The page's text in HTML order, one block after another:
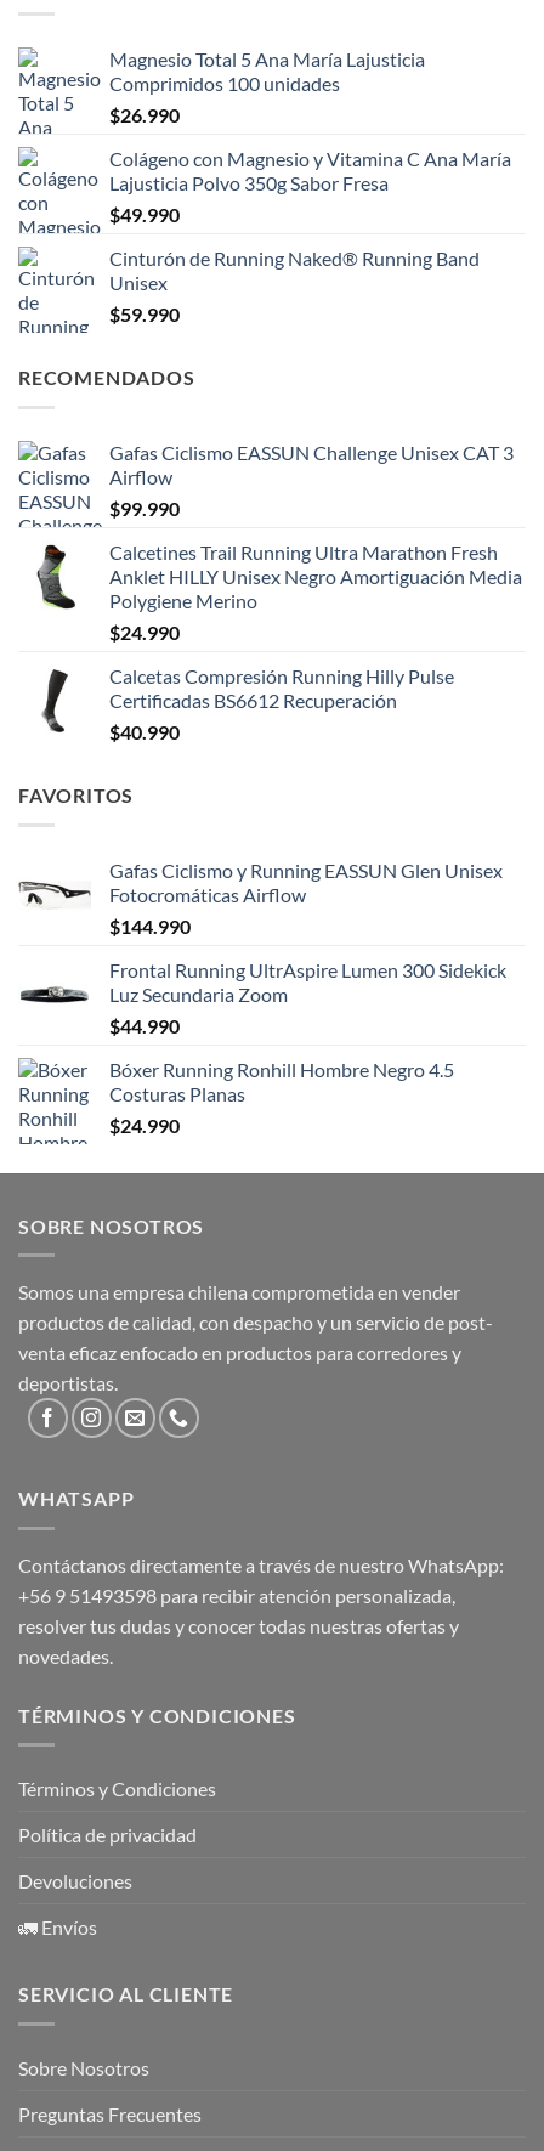
Magnesio Total 5 Ana María Lajusticia
Comprimidos 100 unidades
$26.990
Colágeno con Magnesio y Vitamina C Ana María
Lajusticia Polvo 350g Sabor Fresa
$49.990
Cinturón de Running Naked® Running Band
Unisex
$59.990
RECOMENDADOS
Gafas Ciclismo EASSUN Challenge Unisex CAT 3
Airflow
$99.990
Calcetines Trail Running Ultra Marathon Fresh
Anklet HILLY Unisex Negro Amortiguación Media
Polygiene Merino
$24.990
Calcetas Compresión Running Hilly Pulse
Certificadas BS6612 Recuperación
$40.990
FAVORITOS
Gafas Ciclismo y Running EASSUN Glen Unisex
Fotocromáticas Airflow
$144.990
Frontal Running UltrAspire Lumen 300 Sidekick
Luz Secundaria Zoom
$44.990
Bóxer Running Ronhill Hombre Negro 4.5
Costuras Planas
$24.990
SOBRE NOSOTROS
Somos una empresa chilena comprometida en vender
productos de calidad, con despacho y un servicio de post-
venta eficaz enfocado en productos para corredores y
deportistas.
WHATSAPP
Contáctanos directamente a través de nuestro WhatsApp:
+56 9 51493598 para recibir atención personalizada,
resolver tus dudas y conocer todas nuestras ofertas y
novedades.
TÉRMINOS Y CONDICIONES
Términos y Condiciones
Política de privacidad
Devoluciones
🚛 Envíos
SERVICIO AL CLIENTE
Sobre Nosotros
Preguntas Frecuentes